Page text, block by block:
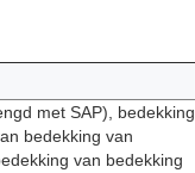
met SAP), bedekking
bedekking van
van bedekking